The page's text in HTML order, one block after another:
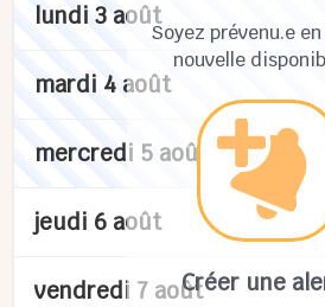
Soyez prévenu.e
nouvelle
Créer une
lundi 3 août
mardi 4 août
mercredi 5 août
jeudi 6 août
vendredi 7 août